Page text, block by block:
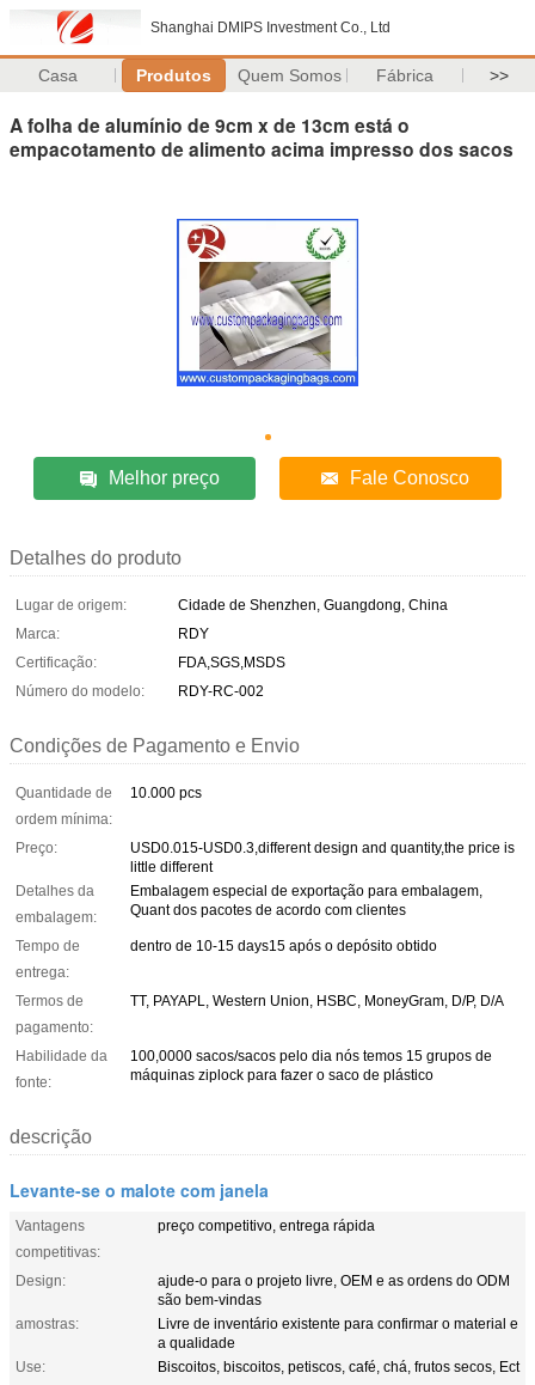
Shanghai DMIPS Investment Co., Ltd
Casa Produtos Quem Somos Fábrica >>
A folha de alumínio de 9cm x de 13cm está o
empacotamento de alimento acima impresso dos sacos
Melhor preço Fale Conosco
Detalhes do produto
Lugar de origem:
Cidade de Shenzhen, Guangdong, China
Marca:
RDY
Certificação:
FDA,SGS,MSDS
Número do modelo:
RDY-RC-002
Condições de Pagamento e Envio
Quantidade de
ordem mínima:
10.000 pcs
Preço:
USD0.015-USD0.3,different design and quantity,the price is
little different
Detalhes da
embalagem:
Embalagem especial de exportação para embalagem,
Quant dos pacotes de acordo com clientes
Tempo de
entrega:
dentro de 10-15 days15 após o depósito obtido
Termos de
pagamento:
TT, PAYAPL, Western Union, HSBC, MoneyGram, D/P, D/A
Habilidade da
fonte:
100,0000 sacos/sacos pelo dia nós temos 15 grupos de
máquinas ziplock para fazer o saco de plástico
descrição
Levante-se o malote com janela
Vantagens
competitivas:
preço competitivo, entrega rápida
Design:
ajude-o para o projeto livre, OEM e as ordens do ODM
são bem-vindas
amostras:
Livre de inventário existente para confirmar o material e
a qualidade
Use:
Biscoitos, biscoitos, petiscos, café, chá, frutos secos, Ect